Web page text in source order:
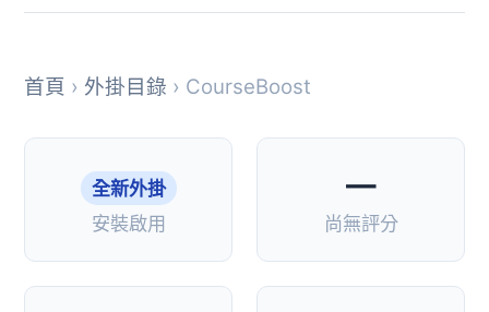
首頁 › 外掛目錄 › CourseBoost
全新外掛
安裝啟用
—
尚無評分